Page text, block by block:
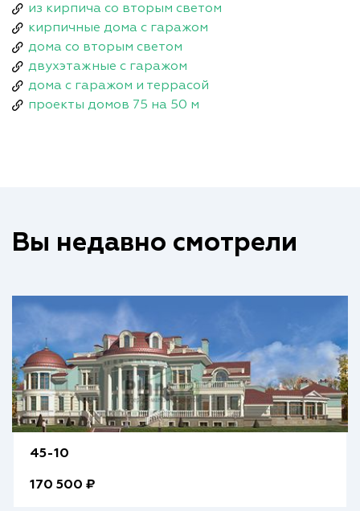
из кирпича со вторым светом
кирпичные дома с гаражом
дома со вторым светом
двухэтажные с гаражом
дома с гаражом и террасой
проекты домов 75 на 50 м
Вы недавно смотрели
45-10
170 500 ₽